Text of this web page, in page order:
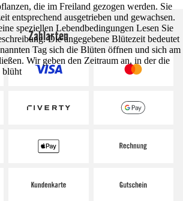
die im Freiland gezogen werden. Sie
entsprechend ausgetrieben und gewachsen.
speziellen Lebendbedingungen Lesen Sie
Die angegebene Blütezeit bedeutet
Tag sich die Blüten öffnen und sich am
Wir geben den Zeitraum an, in der die
blüht
Zahlarten